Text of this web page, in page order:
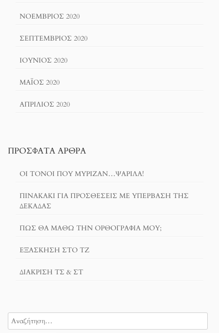
ΝΟΈΜΒΡΙΟΣ 2020
ΣΕΠΤΈΜΒΡΙΟΣ 2020
ΙΟΎΝΙΟΣ 2020
ΜΆΙΟΣ 2020
ΑΠΡΊΛΙΟΣ 2020
ΠΡΌΣΦΑΤΑ ΆΡΘΡΑ
ΟΙ ΤΌΝΟΙ ΠΟΥ ΜΎΡΙΖΑΝ…ΨΑΡΊΛΑ!
ΠΙΝΑΚΆΚΙ ΓΙΑ ΠΡΟΣΘΈΣΕΙΣ ΜΕ ΥΠΈΡΒΑΣΗ ΤΗΣ
ΔΕΚΆΔΑΣ
ΠΏΣ ΘΑ ΜΆΘΩ ΤΗΝ ΟΡΘΟΓΡΑΦΊΑ ΜΟΥ;
ΕΞΆΣΚΗΣΗ ΣΤΟ ΤΖ
ΔΙΆΚΡΙΣΗ ΤΣ & ΣΤ